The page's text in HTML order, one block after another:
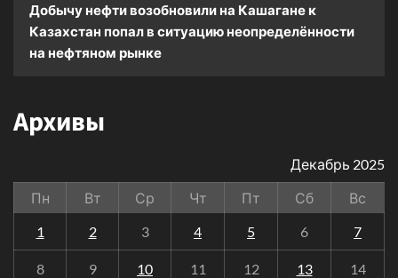
Добычу нефти возобновили на Кашагане к
Казахстан попал в ситуацию неопределённости
на нефтяном рынке
Архивы
Декабрь 2025
Пн
Вт Ср Чт Пт Сб
Вс
1
2 3 4 5 6 7
8 9 10 11 12 13 14